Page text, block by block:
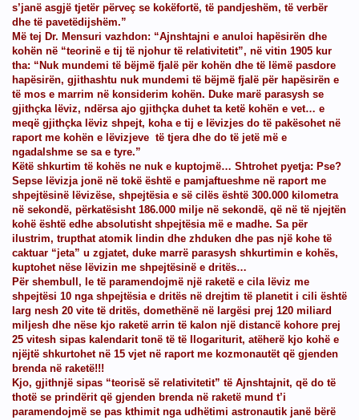
s’janë asgjë tjetër përveç se kokëfortë, të pandjeshëm, të verbër
dhe të pavetëdijshëm.”
Më tej Dr. Mensuri vazhdon: “Ajnshtajni e anuloi hapësirën dhe
kohën në “teorinë e tij të njohur të relativitetit”, në vitin 1905 kur
tha: “Nuk mundemi të bëjmë fjalë për kohën dhe të lëmë pasdore
hapësirën, gjithashtu nuk mundemi të bëjmë fjalë për hapësirën e
të mos e marrim në konsiderim kohën. Duke marë parasysh se
gjithçka lëviz, ndërsa ajo gjithçka duhet ta ketë kohën e vet… e
meqë gjithçka lëviz shpejt, koha e tij e lëvizjes do të pakësohet në
raport me kohën e lëvizjeve të tjera dhe do të jetë më e
ngadalshme se sa e tyre.”
Këtë shkurtim të kohës ne nuk e kuptojmë… Shtrohet pyetja: Pse?
Sepse lëvizja jonë në tokë është e pamjaftueshme në raport me
shpejtësinë lëvizëse, shpejtësia e së cilës është 300.000 kilometra
në sekondë, përkatësisht 186.000 milje në sekondë, që në të njejtën
kohë është edhe absolutisht shpejtësia më e madhe. Sa për
ilustrim, trupthat atomik lindin dhe zhduken dhe pas një kohe të
caktuar “jeta” u zgjatet, duke marrë parasysh shkurtimin e kohës,
kuptohet nëse lëvizin me shpejtësinë e dritës…
Për shembull, le të paramendojmë një raketë e cila lëviz me
shpejtësi 10 nga shpejtësia e dritës në drejtim të planetit i cili është
larg nesh 20 vite të dritës, domethënë në largësi prej 120 miliard
miljesh dhe nëse kjo raketë arrin të kalon një distancë kohore prej
25 vitesh sipas kalendarit tonë të të llogariturit, atëherë kjo kohë e
njëjtë shkurtohet në 15 vjet në raport me kozmonautët që gjenden
brenda në raketë!!!
Kjo, gjithnjë sipas “teorisë së relativitetit” të Ajnshtajnit, që do të
thotë se prindërit që gjenden brenda në raketë mund t’i
paramendojmë se pas kthimit nga udhëtimi astronautik janë bërë